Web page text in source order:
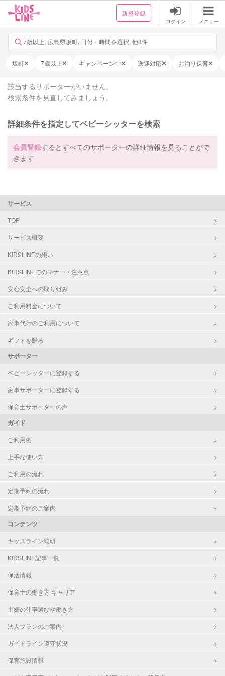
新規登録
ログイン メニュー
7歳以上, 広島県坂町, 日付・時間を選択, 他8件
坂町 7歳以上 キャンペーン中 送迎対応 お泊り保育
該当するサポーターがいません。
検索条件を見直してみましょう。
詳細条件を指定してベビーシッターを検索
会員登録するとすべてのサポーターの詳細情報を見ることがで
きます
サービス
TOP
サービス概要
KIDSLINEの想い
KIDSLINEでのマナー・注意点
安心安全への取り組み
ご利用料金について
家事代行のご利用について
ギフトを贈る
サポーター
ベビーシッターに登録する
家事サポーターに登録する
保育士サポーターの声
ガイド
ご利用例
上手な使い方
ご利用の流れ
定期予約の流れ
定期予約のご案内
コンテンツ
キッズライン総研
KIDSLINE記事一覧
保活情報
保育士の働き方 キャリア
主婦の仕事選びや働き方
法人プランのご案内
ガイドライン遵守状況
保育施設情報